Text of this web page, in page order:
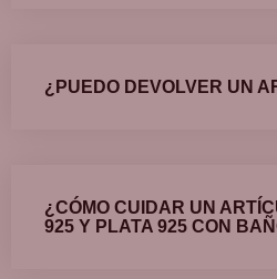
¿PUEDO DEVOLVER UN
¿CÓMO CUIDAR UN
925 Y PLATA 925 CON